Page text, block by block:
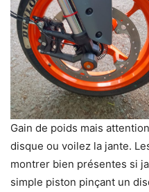
Gain de poids mais
disque ou voilez la jante.
montrer bien présentes si
simple piston pinçant un